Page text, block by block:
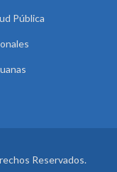
Pública
Reservados.